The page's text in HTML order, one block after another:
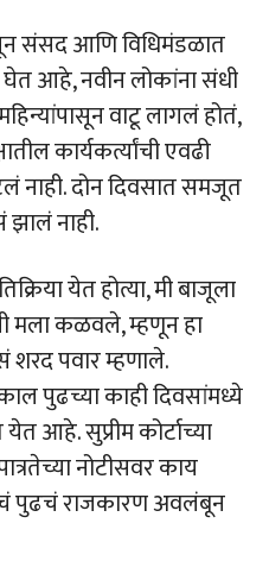
संसद आणि विधिमंडळात
आहे, नवीन लोकांना संधी
वाटू लागलं होतं,
कार्यकर्त्यांची एवढी
नाही. दोन दिवसात समजूत
नाही.
येत होत्या, मी बाजूला
मला कळवले, म्हणून हा
शरद पवार म्हणाले.
पुढच्या काही दिवसांमध्ये
आहे. सुप्रीम कोर्टाच्या
नोटीसवर काय
पुढचं राजकारण अवलंबून